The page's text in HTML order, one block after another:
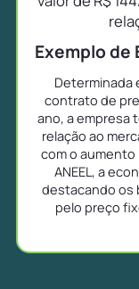
Exemplo de
Determinada
contrato de
ano, a empresa
relação ao
com o
ANEEL, a
destacando os
pelo preço